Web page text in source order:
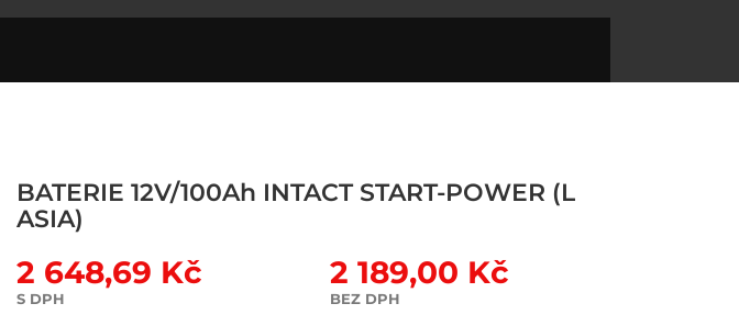
BATERIE 12V/100Ah INTACT START-POWER (L
ASIA)
2 648,69 Kč
S DPH
2 189,00 Kč
BEZ DPH